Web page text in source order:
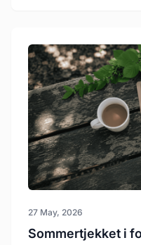
27 May, 2026
Sommertjekket i